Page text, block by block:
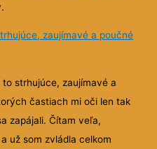
zaujímavé a poučné
to strhujúce, zaujímavé a
častiach mi oči len tak
zapájali. Čítam veľa,
už som zvládla celkom